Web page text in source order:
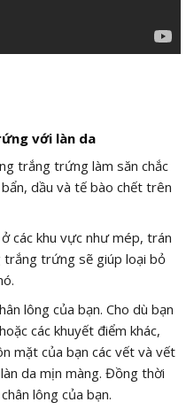
với làn da
trắng trứng làm săn chắc
dầu và tế bào chết trên
các khu vực như mép, trán
trắng trứng sẽ giúp loại bỏ
lông của bạn. Cho dù bạn
các khuyết điểm khác,
mặt của bạn các vết và vết
da mịn màng. Đồng thời
lông của bạn.